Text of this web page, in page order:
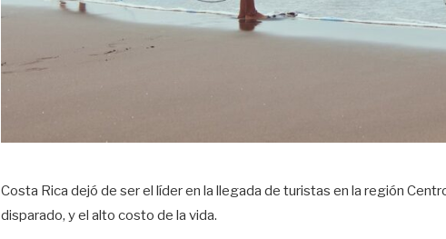
Costa Rica dejó de ser el líder en la llegada de turistas en la región
disparado, y el alto costo de la vida.